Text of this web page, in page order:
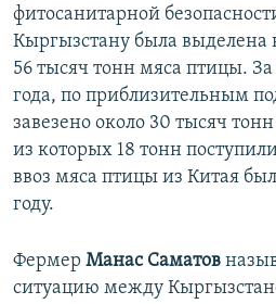
фитосанитарной
Кыргызстану была выделена
56 тысяч тонн мяса птицы. За
года, по приблизительным
завезено около 30 тысяч
из которых 18 тонн
ввоз мяса птицы из Китая
году.
Фермер Манас Саматов
ситуацию между